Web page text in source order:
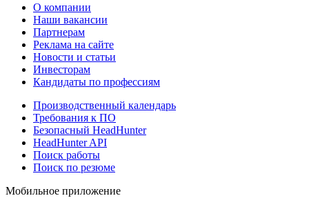
О компании
Наши вакансии
Партнерам
Реклама на сайте
Новости и статьи
Инвесторам
Кандидаты по профессиям
Производственный календарь
Требования к ПО
Безопасный HeadHunter
HeadHunter API
Поиск работы
Поиск по резюме
Мобильное приложение